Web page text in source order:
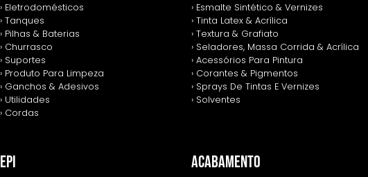
› Eletrodomésticos
› Tanques
› Pilhas & Baterias
› Churrasco
› Suportes
› Produto Para Limpeza
› Ganchos & Adesivos
› Utilidades
› Cordas
› Esmalte Sintético & Vernizes
› Tinta Latex & Acrílica
› Textura & Grafiato
› Seladores, Massa Corrida & Acrílica
› Acessórios Para Pintura
› Corantes & Pigmentos
› Sprays De Tintas E Vernizes
› Solventes
EPI ACABAMENTO